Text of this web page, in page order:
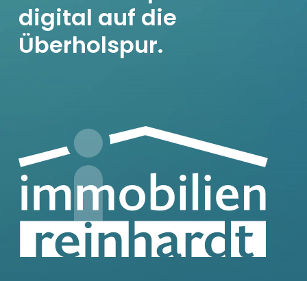
digital auf die
Überholspur.